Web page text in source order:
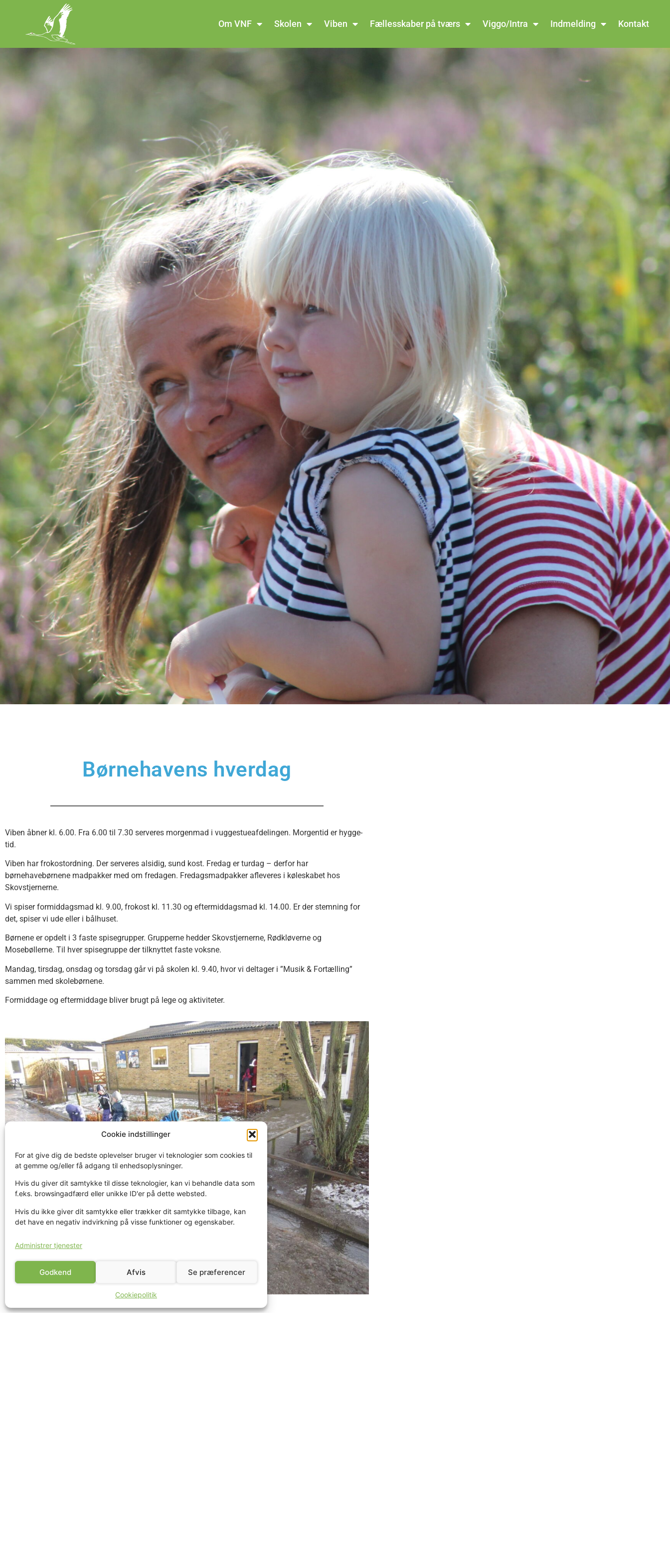
Cookie indstillinger
For at give dig de bedste oplevelser bruger vi teknologier som cookies til
at gemme og/eller få adgang til enhedsoplysninger.
Hvis du giver dit samtykke til disse teknologier, kan vi behandle data som
f.eks. browsingadfærd eller unikke ID'er på dette websted.
Hvis du ikke giver dit samtykke eller trækker dit samtykke tilbage, kan
det have en negativ indvirkning på visse funktioner og egenskaber.
Administrer tjenester
Godkend Afvis Se præferencer
Cookiepolitik
Om VNF Skolen Viben Fællesskaber på tværs Viggo/Intra Indmelding Kontakt
Børnehavens hverdag
Viben åbner kl. 6.00. Fra 6.00 til 7.30 serveres morgenmad i vuggestueafdelingen. Morgentid er hygge-
tid.
Viben har frokostordning. Der serveres alsidig, sund kost. Fredag er turdag – derfor har
børnehavebørnene madpakker med om fredagen. Fredagsmadpakker afleveres i køleskabet hos
Skovstjernerne.
Vi spiser formiddagsmad kl. 9.00, frokost kl. 11.30 og eftermiddagsmad kl. 14.00. Er der stemning for
det, spiser vi ude eller i bålhuset.
Børnene er opdelt i 3 faste spisegrupper. Grupperne hedder Skovstjernerne, Rødkløverne og
Mosebøllerne. Til hver spisegruppe der tilknyttet faste voksne.
Mandag, tirsdag, onsdag og torsdag går vi på skolen kl. 9.40, hvor vi deltager i ”Musik & Fortælling”
sammen med skolebørnene.
Formiddage og eftermiddage bliver brugt på lege og aktiviteter.